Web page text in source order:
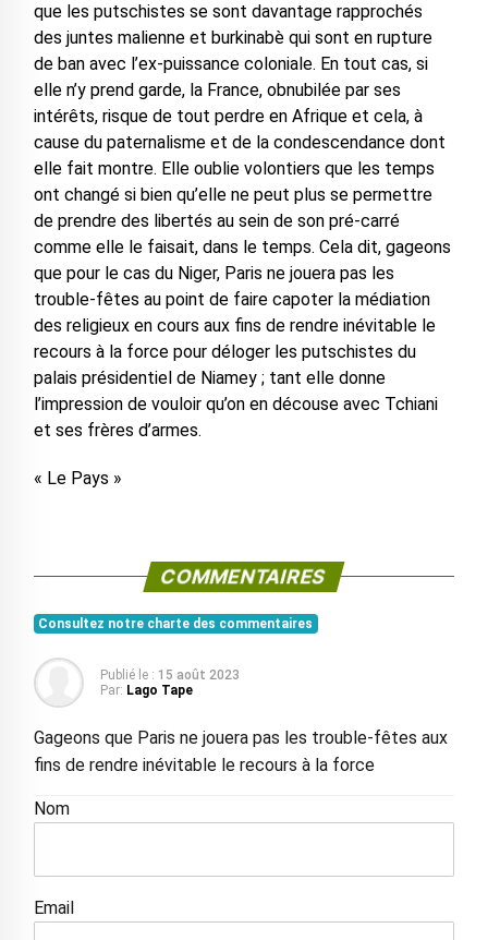
que les putschistes se sont davantage rapprochés
des juntes malienne et burkinabè qui sont en rupture
de ban avec l’ex-puissance coloniale. En tout cas, si
elle n’y prend garde, la France, obnubilée par ses
intérêts, risque de tout perdre en Afrique et cela, à
cause du paternalisme et de la condescendance dont
elle fait montre. Elle oublie volontiers que les temps
ont changé si bien qu’elle ne peut plus se permettre
de prendre des libertés au sein de son pré-carré
comme elle le faisait, dans le temps. Cela dit, gageons
que pour le cas du Niger, Paris ne jouera pas les
trouble-fêtes au point de faire capoter la médiation
des religieux en cours aux fins de rendre inévitable le
recours à la force pour déloger les putschistes du
palais présidentiel de Niamey ; tant elle donne
l’impression de vouloir qu’on en découse avec Tchiani
et ses frères d’armes.
« Le Pays »
COMMENTAIRES
Consultez notre charte des commentaires
Publié le : 15 août 2023
Par: Lago Tape
Gageons que Paris ne jouera pas les trouble-fêtes aux
fins de rendre inévitable le recours à la force
Nom
Email